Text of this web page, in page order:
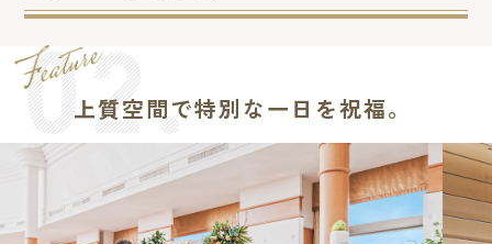
上質空間で特別な一日を祝福。